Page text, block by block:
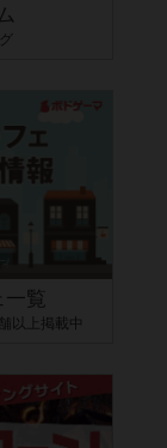
覧
以上掲載中